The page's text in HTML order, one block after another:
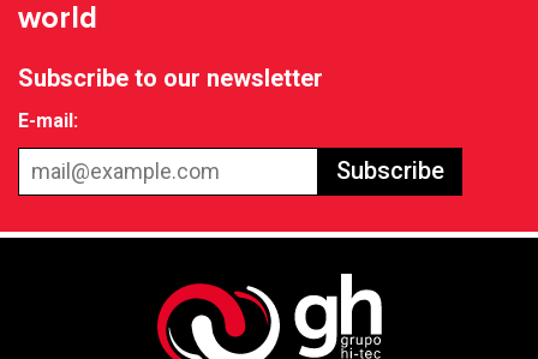
world
Subscribe to our newsletter
E-mail:
Subscribe